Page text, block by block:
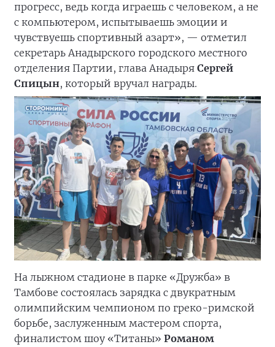
прогресс, ведь когда играешь с человеком, а не
с компьютером, испытываешь эмоции и
чувствуешь спортивный азарт», — отметил
секретарь Анадырского городского местного
отделения Партии, глава Анадыря Сергей
Спицын, который вручал награды.
На лыжном стадионе в парке «Дружба» в
Тамбове состоялась зарядка с двукратным
олимпийским чемпионом по греко-римской
борьбе, заслуженным мастером спорта,
финалистом шоу «Титаны» Романом